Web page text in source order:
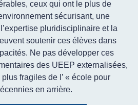
ceux qui ont le plus de
sécurisant, une
pluridisciplinaire et la
soutenir ces élèves dans
Ne pas développer ces
des UEEP externalisées,
fragiles de l’ « école pour
en arrière.